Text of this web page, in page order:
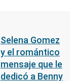
Selena Gomez
y el romántico
mensaje que le
dedicó a Benny